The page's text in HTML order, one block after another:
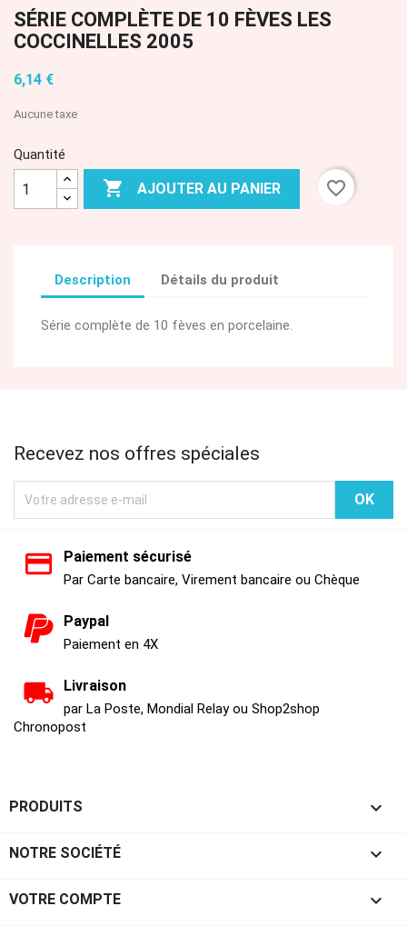
SÉRIE COMPLÈTE DE 10 FÈVES LES
COCCINELLES 2005
6,14 €
Aucune taxe
Quantité
 AJOUTER AU PANIER favorite_border
Description Détails du produit
Série complète de 10 fèves en porcelaine.
Recevez nos offres spéciales
Paiement sécurisé
Par Carte bancaire, Virement bancaire ou Chèque
Paypal
Paiement en 4X
Livraison
par La Poste, Mondial Relay ou Shop2shop
Chronopost
PRODUITS 
NOTRE SOCIÉTÉ 
VOTRE COMPTE 